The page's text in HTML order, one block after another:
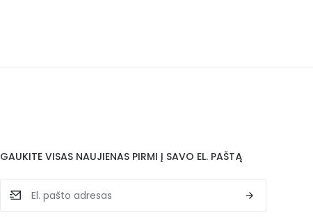
GAUKITE VISAS NAUJIENAS PIRMI Į SAVO EL. PAŠTĄ